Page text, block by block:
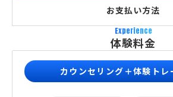
お支払い方法
Experience
体験料金
カウンセリング＋体験トレ